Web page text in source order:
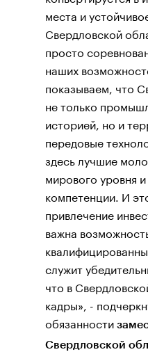
места и
Свердловской
просто
наших
показываем, что
не только
историей, но и
передовые
здесь лучшие
мирового уровня
компетенции. И
привлечение
важна
служит
что в
кадры», -
обязанности
Свердловской